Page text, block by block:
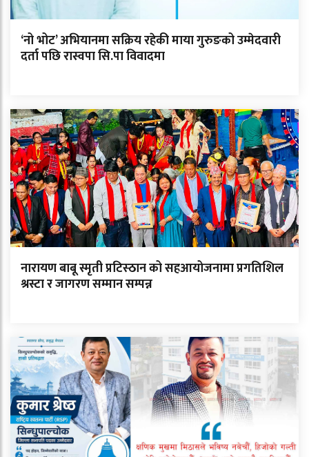
‘नो भोट’ अभियानमा सक्रिय रहेकी माया गुरुङको उम्मेदवारी
दर्ता पछि रास्वपा सि.पा विवादमा
नारायण बाबू स्मृती प्रटिस्ठान को सहआयोजनामा प्रगतिशिल
श्रस्टा र जागरण सम्मान सम्पन्न